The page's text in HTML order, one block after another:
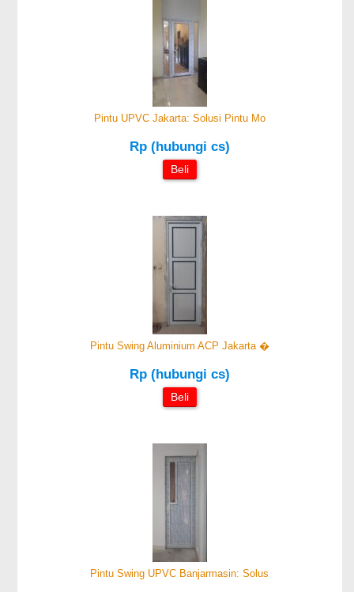
Pintu UPVC Jakarta: Solusi Pintu Mo
Rp (hubungi cs)
Beli
Pintu Swing Aluminium ACP Jakarta �
Rp (hubungi cs)
Beli
Pintu Swing UPVC Banjarmasin: Solus